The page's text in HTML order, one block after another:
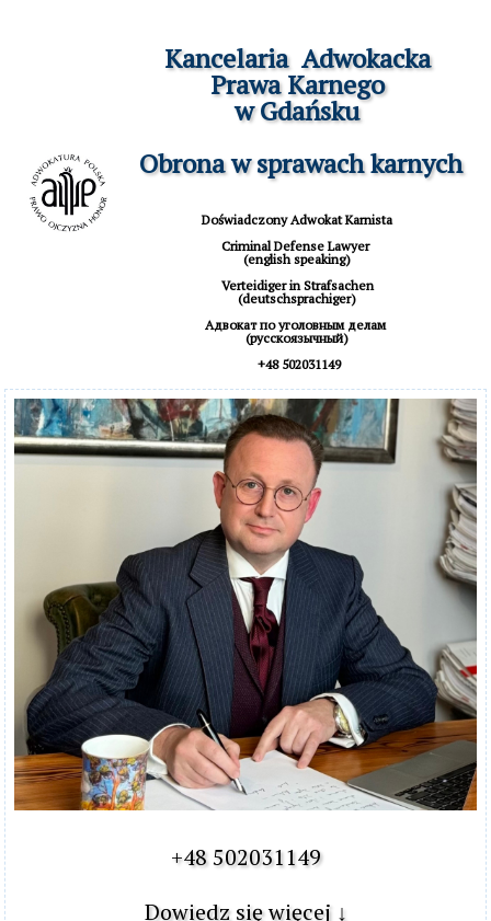
Kancelaria  Adwokacka
Prawa Karnego
w Gdańsku
Obrona w sprawach karnych
Doświadczony Adwokat Karnista
Criminal Defense Lawyer
(english speaking)
(deutschsprachiger)
Aдвокат по уголовным делам
(русскоязычный)
+48 502031149
+48 502031149
Dowiedz się więcej ↓